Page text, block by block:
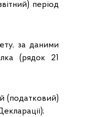
період
за даними
(рядок 21
(податковий)